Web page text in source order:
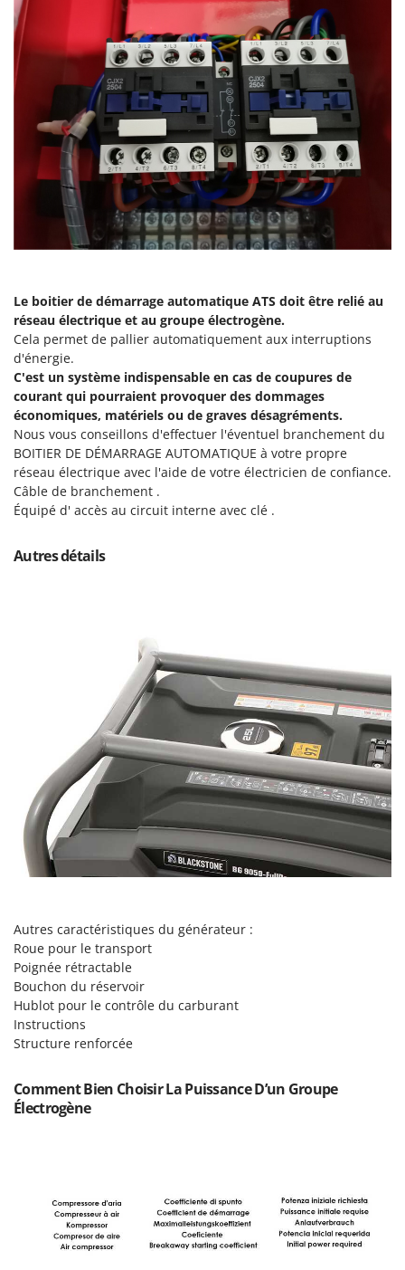
Oriental Koshin
Outdoorchef
Palazzetti
Palumbo Pavi
Partisani
Paterlini
Philips
Prismafood
R
R.G.V.
Rato
Reber
Redback
Resto Italia
Ribimex
Ritter
S.T.P.
Santos
Sbaraglia
Schnitzer
Seven Italy
Silky
Simatech
Sirman
Skil
Smartwood
Snapper
Solidur
Spring Protezione
Spyro
Stanley
Le boitier de démarrage automatique ATS doit être relié au
réseau électrique et au groupe électrogène.
Cela permet de pallier automatiquement aux interruptions
d'énergie.
C'est un système indispensable en cas de coupures de
courant qui pourraient provoquer des dommages
économiques, matériels ou de graves désagréments.
Nous vous conseillons d'effectuer l'éventuel branchement du
BOITIER DE DÉMARRAGE AUTOMATIQUE à votre propre
réseau électrique avec l'aide de votre électricien de confiance.
Câble de branchement .
Équipé d' accès au circuit interne avec clé .
Autres détails
Autres caractéristiques du générateur :
Roue pour le transport
Poignée rétractable
Bouchon du réservoir
Hublot pour le contrôle du carburant
Instructions
Structure renforcée
Comment Bien Choisir La Puissance D’un Groupe
Électrogène